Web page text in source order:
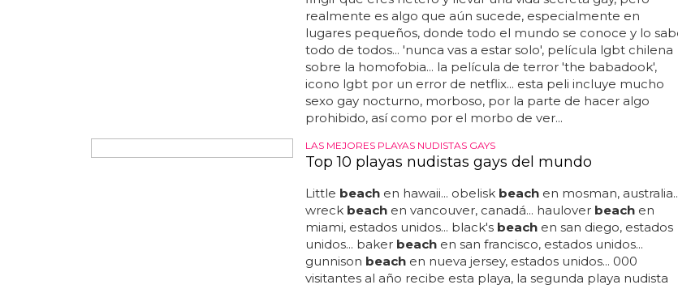
para obtener más información sobre el miami beachpride y
su próxima programación... bruce horwich, presidente del
miamibeachpride, añadió: "en un momento en que las
personas lgbtqia+ sufren cada vez más ataques, el miami
beachpride es un faro de esperanza para tantas personas de
nuestra hermosa y acogedora ciudad... "la comunidad lgbtq+
ha llegado muy lejos en los ú...
Sexo gay en la nueva película LGBT 'Beach Rats'
Está claro que no será la nueva 'brokeback mountain', pero
seguro que se convierte en un referente del cine indie lgbt...
en estados unidos se acaba de estrenar una de esas pelis
lgbt que seguro que marcan un antes y un después en el
cine independiente... puede parecer muy antiguo esto de
fingir que eres hetero y llevar una vida secreta gay, pero
realmente es algo que aún sucede, especialmente en